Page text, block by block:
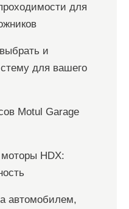
для
и
для вашего
Motul Garage
HDX:
автомобилем,